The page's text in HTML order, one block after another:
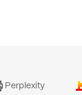
Perplexity